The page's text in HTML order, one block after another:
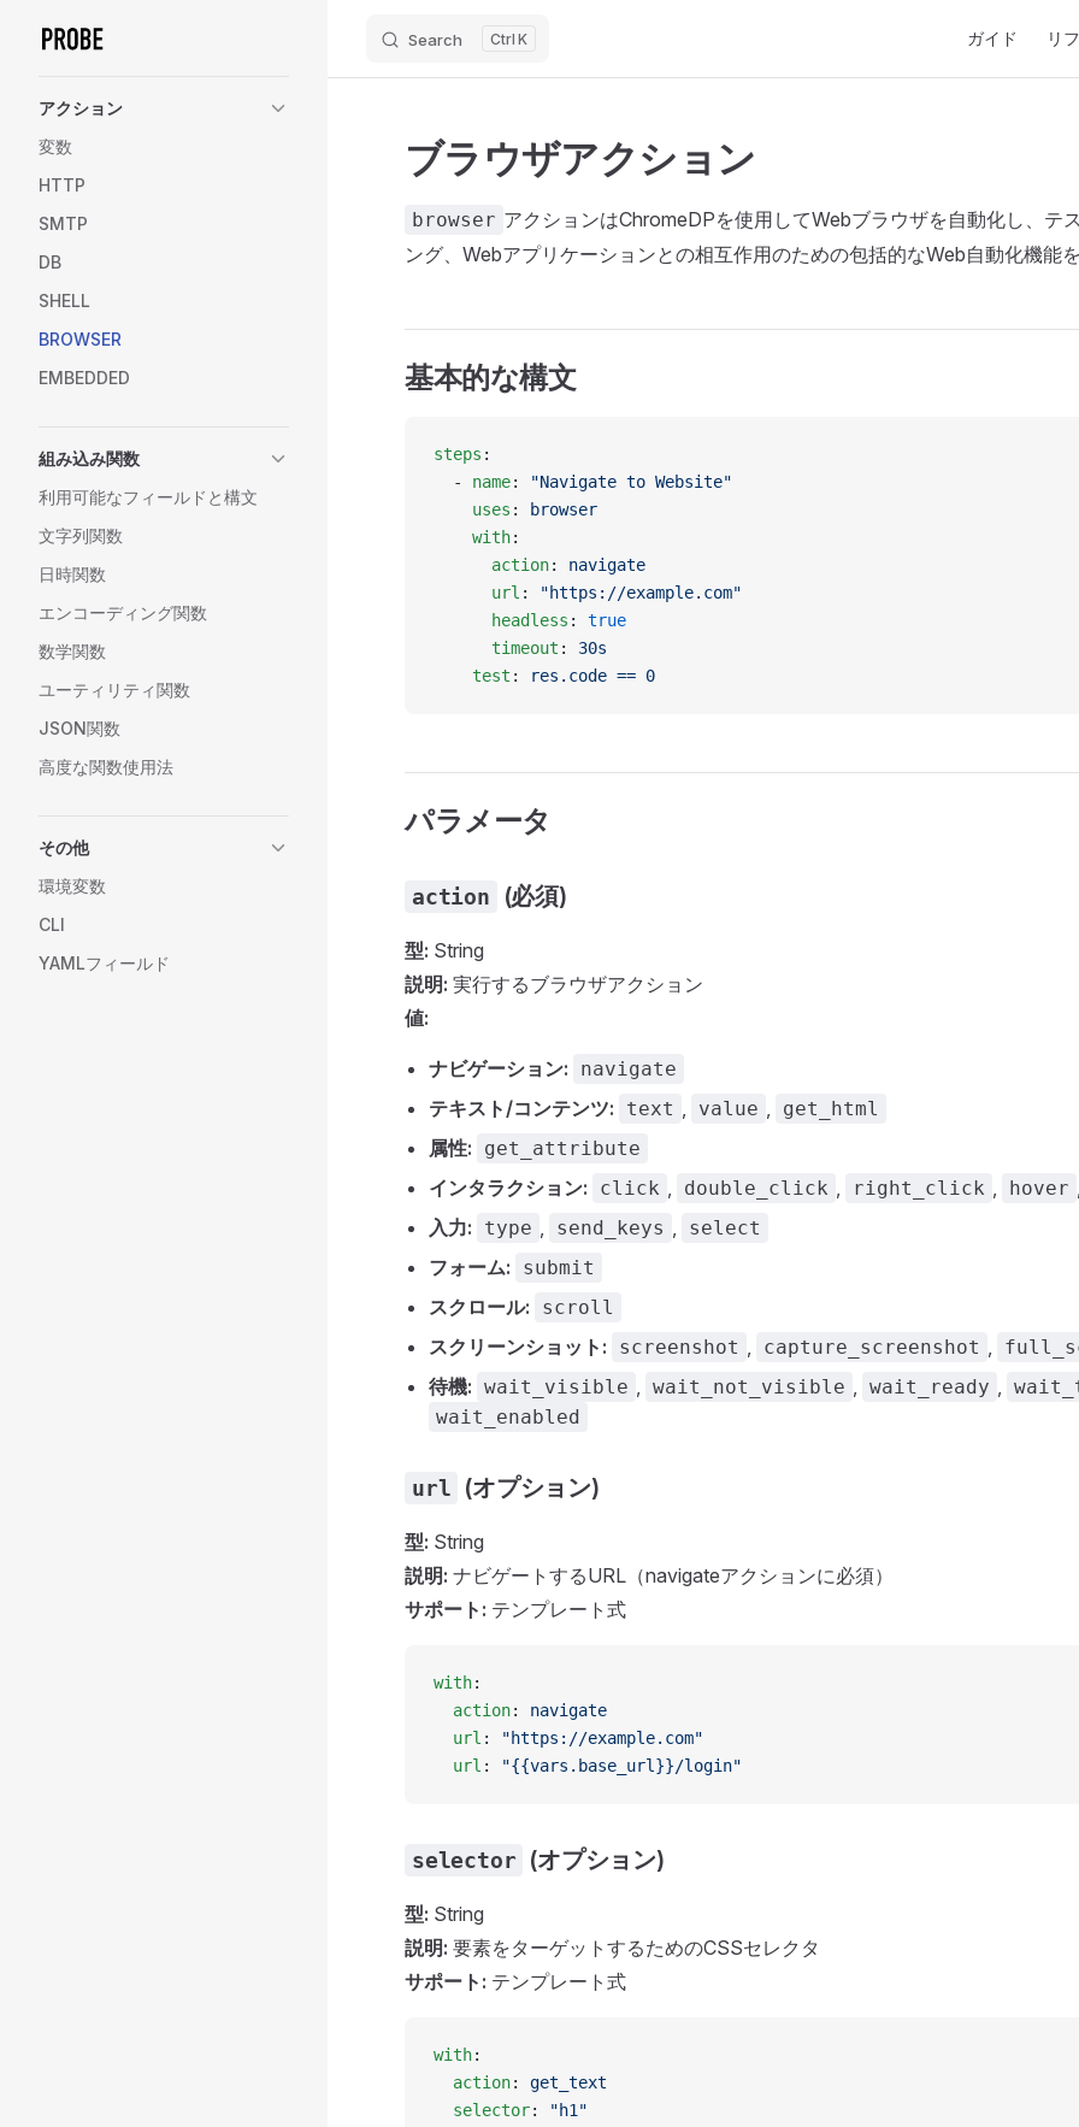
Skip to content Search K ガイド リ
アクション
変数
HTTP
SMTP
DB
SHELL
BROWSER
EMBEDDED
組み込み関数
利用可能なフィールドと構文
文字列関数
日時関数
エンコーディング関数
数学関数
ユーティリティ関数
JSON関数
高度な関数使用法
その他
環境変数
CLI
YAMLフィールド
ブラウザアクション
browser アクションはChromeDPを使用してWebブラウザを自動化し、テ
ング、Webアプリケーションとの相互作用のための包括的なWeb自動化機能
基本的な構文
steps :
  -
name:
"Navigate to Website"
    uses
:
browser
    with
:
      action
: navigate
      url
:
"https://example.com"
      headless
: true
      timeout
: 30s
    test
: res.code == 0
パラメータ
action (必須)
型: String
説明: 実行するブラウザアクション
値:
ナビゲーション: navigate
テキスト/コンテンツ: text , value , get_html
属性: get_attribute
インタラクション: click , double_click , right_click , hover
入力:
type , send_keys , select
フォーム: submit
スクロール: scroll
スクリーンショット: screenshot , capture_screenshot ,
待機: wait_visible , wait_not_visible , wait_ready ,
wait_enabled
url (オプション)
型: String
説明: ナビゲートするURL（navigateアクションに必須）
サポート: テンプレート式
with:
  action
: navigate
  url
:
"https://example.com"
  url
: "{{vars.base_url}}/login"
selector (オプション)
型: String
説明: 要素をターゲットするためのCSSセレクタ
サポート: テンプレート式
with:
  action
: get_text
  selector
:
"h1"